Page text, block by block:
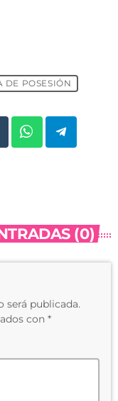
DE POSESIÓN
(0)
será publicada.
con *